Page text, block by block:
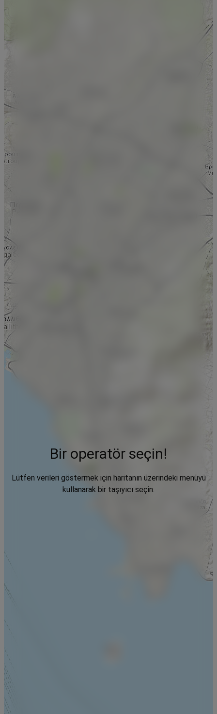
Bir operatör seçin!
Lütfen verileri göstermek için haritanın üzerindeki menüyü
kullanarak bir taşıyıcı seçin.